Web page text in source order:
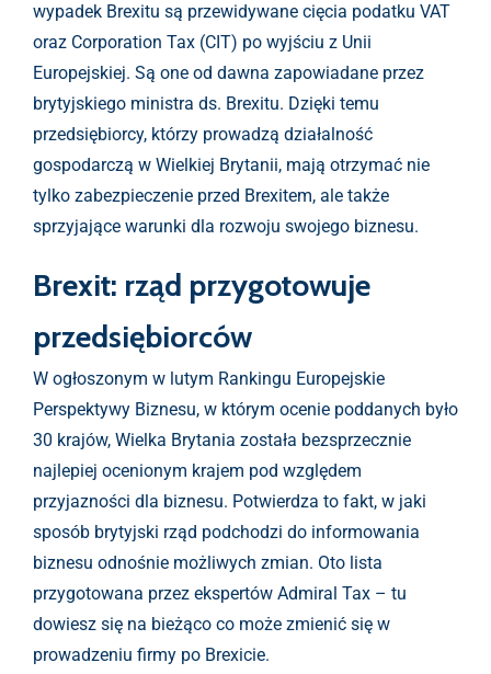
wypadek Brexitu są przewidywane cięcia podatku VAT
oraz Corporation Tax (CIT) po wyjściu z Unii
Europejskiej. Są one od dawna zapowiadane przez
brytyjskiego ministra ds. Brexitu. Dzięki temu
przedsiębiorcy, którzy prowadzą działalność
gospodarczą w Wielkiej Brytanii, mają otrzymać nie
tylko zabezpieczenie przed Brexitem, ale także
sprzyjające warunki dla rozwoju swojego biznesu.
Brexit: rząd przygotowuje
przedsiębiorców
W ogłoszonym w lutym Rankingu Europejskie
Perspektywy Biznesu, w którym ocenie poddanych było
30 krajów, Wielka Brytania została bezsprzecznie
najlepiej ocenionym krajem pod względem
przyjazności dla biznesu. Potwierdza to fakt, w jaki
sposób brytyjski rząd podchodzi do informowania
biznesu odnośnie możliwych zmian. Oto lista
przygotowana przez ekspertów Admiral Tax – tu
dowiesz się na bieżąco co może zmienić się w
prowadzeniu firmy po Brexicie.